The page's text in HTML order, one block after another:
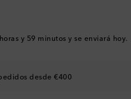
wishlisty 59 minutos y se enviará hoy.
desde €400